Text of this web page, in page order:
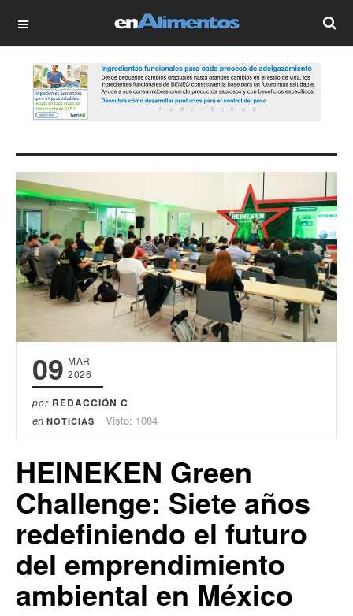
OFF CANVAS
09 MAR
2026
por REDACCIÓN C
en NOTICIAS Visto: 1084
HEINEKEN Green
Challenge: Siete años
redefiniendo el futuro
del emprendimiento
ambiental en México